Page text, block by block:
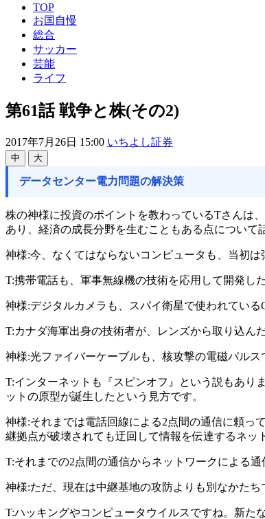
TOP
お国自慢
総合
サッカー
芸能
ライフ
第61話 戦争と株(その2)
2017年7月26日 15:00 いちよし証券
中 大
データセンター電力問題の解決策
株の神様に投資のポイントを教わっているTさんは
あり、経済の成長分野を生むこともある点について
神様:今、なくてはならないコンピュータも、当初
T:携帯電話も、軍事無線機の技術を応用して開発し
神様:デジタルカメラも、スパイ衛星で使われている
T:カナダ海軍出身の技術者が、レンズから取り込ん
神様:光ファイバーケーブルも、核攻撃の電磁パル
T:インターネットも『スピンオフ』という説もあり
ットの原型が誕生したという見方です。
神様:それまでは電話回線による2点間の通信に頼っ
継拠点が破壊されても迂回して情報を伝達するネッ
T:それまでの2点間の通信からネットワークによる
神様:ただ、現在は中継基地の攻防よりも別なかた
T:ハッキングやコンピュータウイルスですね。新た